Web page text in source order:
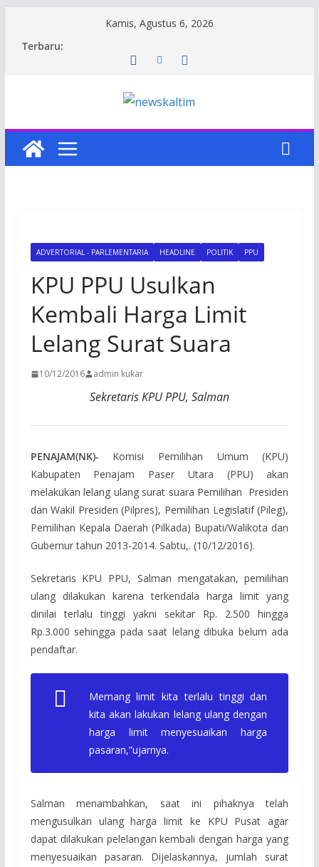
Kamis, Agustus 6, 2026
Terbaru:
ADVERTORIAL - PARLEMENTARIA HEADLINE POLITIK PPU
KPU PPU Usulkan
Kembali Harga Limit
Lelang Surat Suara
10/12/2016 admin kukar
Sekretaris KPU PPU, Salman
PENAJAM(NK)- Komisi Pemilihan Umum (KPU)
Kabupaten Penajam Paser Utara (PPU) akan
melakukan lelang ulang surat suara Pemilihan Presiden
dan Wakil Presiden (Pilpres), Pemilihan Legislatif (Pileg),
Pemilihan Kepala Daerah (Pilkada) Bupati/Walikota dan
Gubernur tahun 2013-2014. Sabtu,. (10/12/2016).
Sekretaris KPU PPU, Salman mengatakan, pemilihan
ulang dilakukan karena terkendala harga limit yang
dinilai terlalu tinggi yakni sekitar Rp. 2.500 hingga
Rp.3.000 sehingga pada saat lelang dibuka belum ada
pendaftar.
Memang limit kita terlalu tinggi dan
kita akan lakukan lelang ulang dengan
harga limit menyesuaikan harga
pasaran,”ujarnya.
Salman menambahkan, saat ini pihaknya telah
mengusulkan ulang harga limit ke KPU Pusat agar
dapat dilakukan pelelangan kembali dengan harga yang
menyesuaikan pasaran. Dijelaskannya, jumlah surat